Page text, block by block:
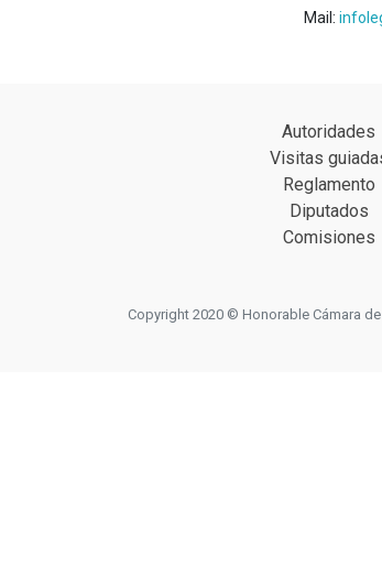
Mail:
Autoridades
Visitas
Reglamento
Diputados
Comisiones
Copyright 2020 © Honorable Cámara